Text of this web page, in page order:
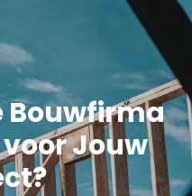
Bouwfirma
Jouw